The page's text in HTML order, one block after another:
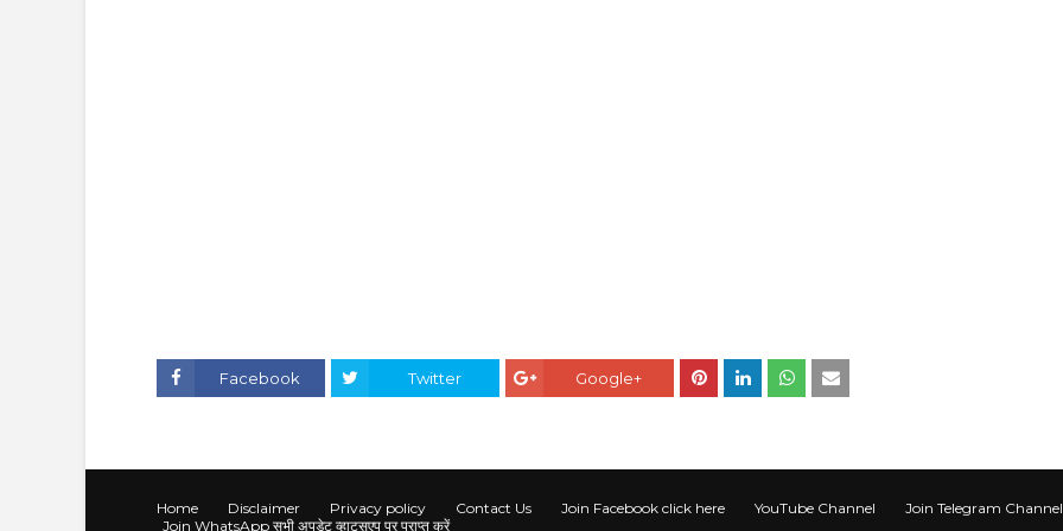
Facebook Twitter Google+
Home Disclaimer Privacy policy Contact Us Join Facebook click here YouTube Channel
Join Telegram Channel
Join WhatsApp सभी अपडेट व्हाट्सएप पर प्राप्त करें